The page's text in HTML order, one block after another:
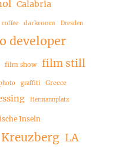
Calabria
coffee darkroom Dresden
developer
film show film still
graffiti Greece
Hermannplatz
Inseln
Kreuzberg LA